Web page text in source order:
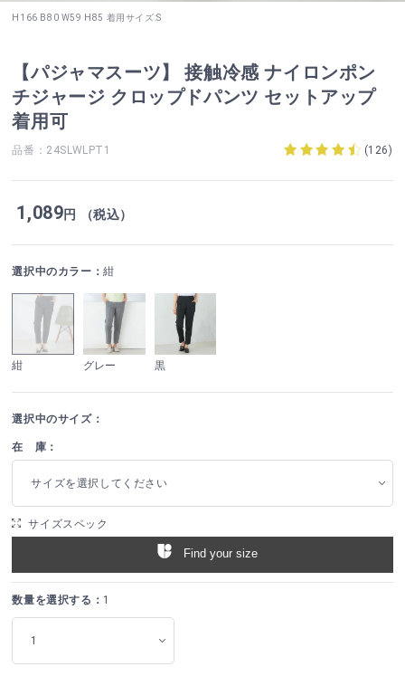
H166 B80 W59 H85 着用サイズ:S
【パジャマスーツ】 接触冷感 ナイロンポン
チジャージ クロップドパンツ セットアップ
着用可
品番：24SLWLPT1 (126)
1,089円 （税込）
選択中のカラー：紺
紺 グレー 黒
選択中のサイズ：
在 庫：
サイズを選択してください
サイズスペック
Find your size
数量を選択する： 1